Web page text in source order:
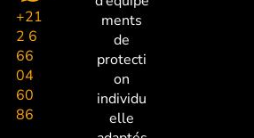
ments
de
protecti
on
individu
elle
+21
2 6
66
04
60
86